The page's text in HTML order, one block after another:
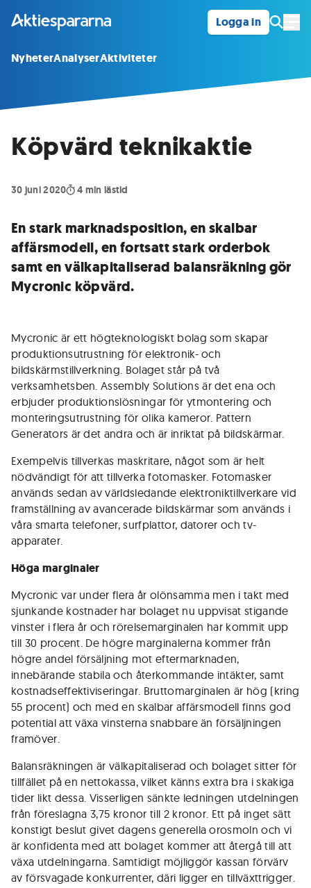
Logga in
NyheterAnalyserAktiviteter
Köpvärd teknikaktie
30 juni 2020 4 min lästid
En stark marknadsposition, en skalbar
affärsmodell, en fortsatt stark orderbok
samt en välkapitaliserad balansräkning gör
Mycronic köpvärd.
Mycronic är ett ­högteknologiskt bolag som skapar
produktions­utrustning för el­ektronik- och
bildskärmstillverkning. Bolaget står på två
verksamhetsben. Assembly Solutions är det ena och
erbjuder produktionslösningar för ytmontering och
monteringsutrustning för olika kameror. Pattern
Generators är det andra och är inriktat på bildskärmar. ­
Exempelvis tillverkas maskritare, något som är helt
nödvändigt för att tillverka fotomasker. Fotomasker
används sedan av världsledande elektroniktillverkare vid
framställning av avancerade bildskärmar som används i
våra smarta telefoner, surfplattor, datorer och ­tv-
apparater.
Höga marginaler
Mycronic var under flera år olönsamma men i takt med
sjunkande kostnader har bolaget nu uppvisat stigande
vinster i flera år och rörelsemarginalen har kommit upp
till 30 procent. De högre marginalerna kommer från
högre andel försäljning mot eftermarknaden,
innebärande stabila och återkommande intäkter, samt
kostnads­effektiviseringar. Bruttomarginalen är hög (kring
55 procent) och med en skalbar affärsmodell finns god
potential att växa vinsterna snabbare än försäljningen
fram­över.
Balansräkningen är välkapitaliserad och bolaget sitter för
tillfället på en nettokassa, vilket känns extra bra i skakiga
tider likt dessa. Visser­ligen sänkte ledningen utdelningen
från föreslagna 3,75 kronor till 2 kronor. Ett på inget sätt
konstigt beslut givet dagens generella orosmoln och vi
är konfidenta med att bolaget kommer att återgå till att
växa utdelningarna. Samtidigt möjliggör kassan förvärv
av försvagade konkurrenter, däri ligger en tillväxttrigger.